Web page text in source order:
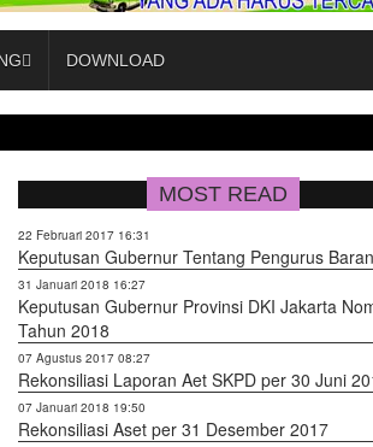
DOWNLOAD
MOST READ
22 Februari 2017 16:31
Keputusan Gubernur Tentang Pengurus
31 Januari 2018 16:27
Keputusan Gubernur Provinsi DKI Jakarta
Tahun 2018
07 Agustus 2017 08:27
Rekonsiliasi Laporan Aet SKPD per 30 Juni
07 Januari 2018 19:50
Rekonsiliasi Aset per 31 Desember 2017